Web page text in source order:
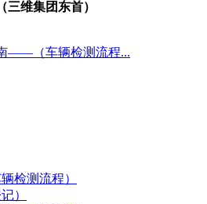
维集团东首）
——（车辆检测流程...
检测流程）
）